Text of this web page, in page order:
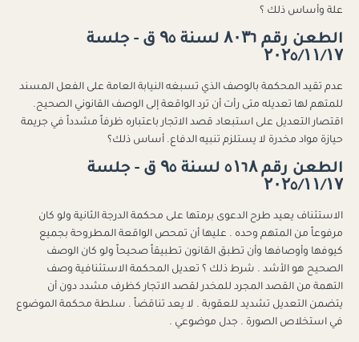
علة وأساس ذلك ؟
الطعن رقم ۸۰۳٦ لسنة ۹٥ ق - جلسة
۲۰۲٥/۱۱/۱۷
عدم تقيد المحكمة بالوصف الذي تسبغه النيابة العامة على الفعل المسند
للمتهم لها تعديله متى رأت أن ترد الواقعة إلى الوصف القانوني الصحيح.
اقتصار التعديل على استبعاد قصد الاتجار باعتباره ظرفاً مشدداً في جريمة
حيازة مواد مخدرة لا يستلزم تنبيه الدفاع. أساس ذلك؟
الطعن رقم ٥۱٦۸ لسنة ۹٥ ق - جلسة
۲۰۲٥/۱۱/۱۷
الاستئناف يعيد طرح الدعوى برمتها على محكمة الدرجة الثانية ولو كان
مرفوعاً من المتهم وحده . عليها أن تمحص الواقعة المطروحة بجميع
كيوفها وأوصافها وأن تطبق القانون تطبيقاً صحيحاً ولو كان الوصف
الصحيح هو الأشد . شرط ذلك ؟ تعديل المحكمة الاستئنافية وصف
التهمة من القصد المجرد للمخدر لقصد الاتجار كظرف مشدد دون أن
يتضمن التعديل تشديد للعقوبة . لا يعد تناقضاً . سلطة محكمة الموضوع
في استخلاص الصورة . جدل موضوعي .